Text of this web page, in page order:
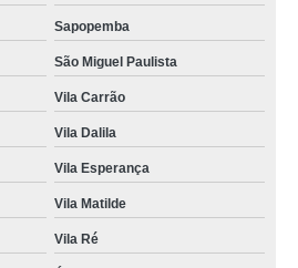
Sapopemba
São Miguel Paulista
Vila Carrão
Vila Dalila
Vila Esperança
Vila Matilde
Vila Ré